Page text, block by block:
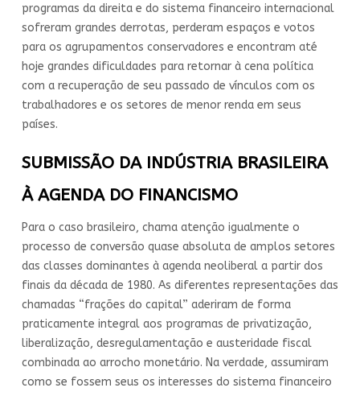
programas da direita e do sistema financeiro internacional
sofreram grandes derrotas, perderam espaços e votos
para os agrupamentos conservadores e encontram até
hoje grandes dificuldades para retornar à cena política
com a recuperação de seu passado de vínculos com os
trabalhadores e os setores de menor renda em seus
países.
SUBMISSÃO DA INDÚSTRIA BRASILEIRA
À AGENDA DO FINANCISMO
Para o caso brasileiro, chama atenção igualmente o
processo de conversão quase absoluta de amplos setores
das classes dominantes à agenda neoliberal a partir dos
finais da década de 1980. As diferentes representações das
chamadas “frações do capital” aderiram de forma
praticamente integral aos programas de privatização,
liberalização, desregulamentação e austeridade fiscal
combinada ao arrocho monetário. Na verdade, assumiram
como se fossem seus os interesses do sistema financeiro